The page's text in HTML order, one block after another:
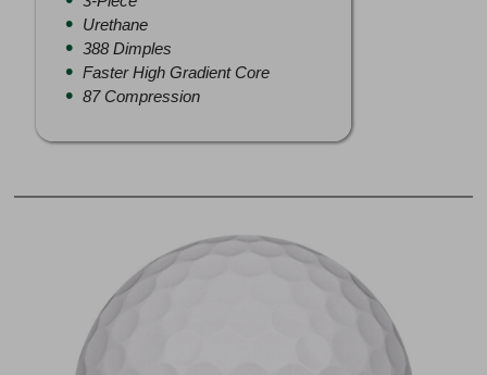
Urethane
388 Dimples
Faster High Gradient Core
87 Compression